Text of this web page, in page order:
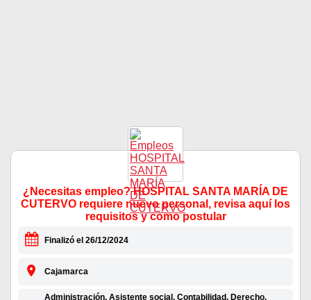
¿Necesitas empleo? HOSPITAL SANTA MARÍA DE
CUTERVO requiere nuevo personal, revisa aquí los
requisitos y como postular
Finalizó el 26/12/2024
Cajamarca
Administración, Asistente social, Contabilidad, Derecho,